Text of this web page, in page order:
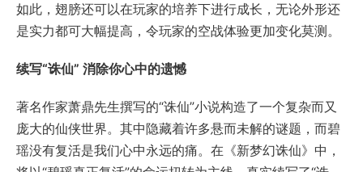
如此，翅膀还可以在玩家的培养下进行成长，无论外形还
是实力都可大幅提高，令玩家的空战体验更加变化莫测。
续写“诛仙” 消除你心中的遗憾
著名作家萧鼎先生撰写的“诛仙”小说构造了一个复杂而又
庞大的仙侠世界。其中隐藏着许多悬而未解的谜题，而碧
瑶没有复活是我们心中永远的痛。在《新梦幻诛仙》中，